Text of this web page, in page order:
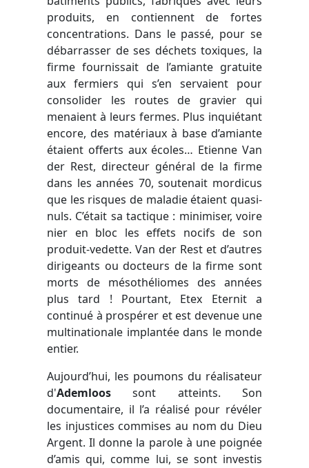
produits, en contiennent de fortes
concentrations. Dans le passé, pour se
débarrasser de ses déchets toxiques, la
firme fournissait de l’amiante gratuite
aux fermiers qui s’en servaient pour
consolider les routes de gravier qui
menaient à leurs fermes. Plus inquiétant
encore, des matériaux à base d’amiante
étaient offerts aux écoles… Etienne Van
der Rest, directeur général de la firme
dans les années 70, soutenait mordicus
que les risques de maladie étaient quasi-
nuls. C’était sa tactique : minimiser, voire
nier en bloc les effets nocifs de son
produit-vedette. Van der Rest et d’autres
dirigeants ou docteurs de la firme sont
morts de mésothéliomes des années
plus tard ! Pourtant, Etex Eternit a
continué à prospérer et est devenue une
multinationale implantée dans le monde
entier.
Aujourd’hui, les poumons du réalisateur
d'Ademloos sont atteints. Son
documentaire, il l’a réalisé pour révéler
les injustices commises au nom du Dieu
Argent. Il donne la parole à une poignée
d’amis qui, comme lui, se sont investis